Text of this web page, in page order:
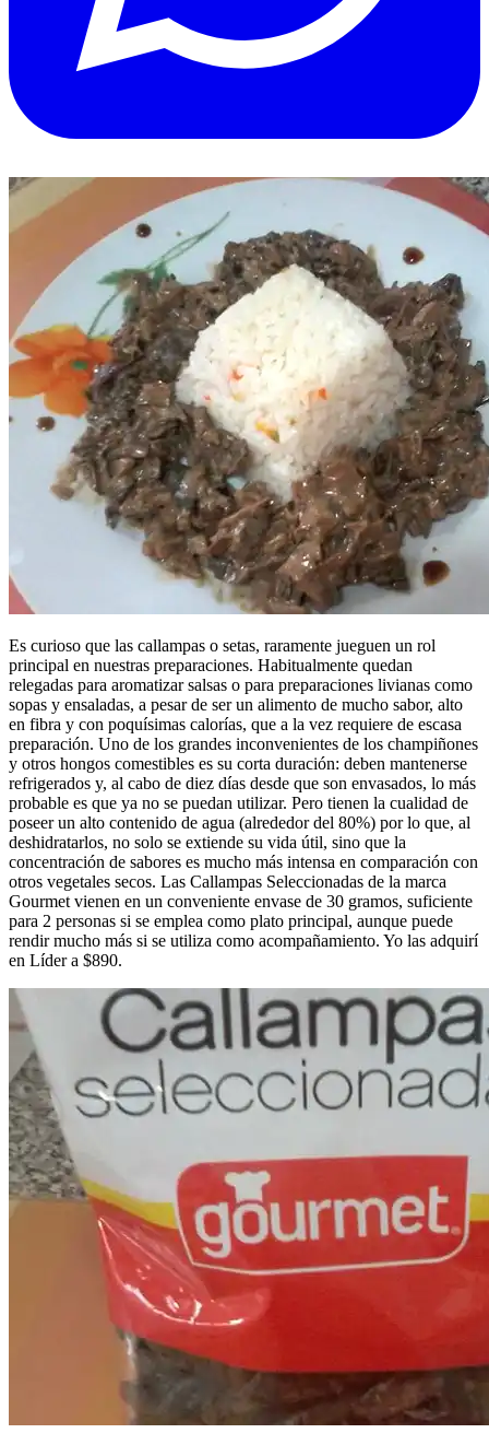
Es curioso que las callampas o setas, raramente jueguen un rol
principal en nuestras preparaciones. Habitualmente quedan
relegadas para aromatizar salsas o para preparaciones livianas como
sopas y ensaladas, a pesar de ser un alimento de mucho sabor, alto
en fibra y con poquísimas calorías, que a la vez requiere de escasa
preparación. Uno de los grandes inconvenientes de los champiñones
y otros hongos comestibles es su corta duración: deben mantenerse
refrigerados y, al cabo de diez días desde que son envasados, lo más
probable es que ya no se puedan utilizar. Pero tienen la cualidad de
poseer un alto contenido de agua (alrededor del 80%) por lo que, al
deshidratarlos, no solo se extiende su vida útil, sino que la
concentración de sabores es mucho más intensa en comparación con
otros vegetales secos. Las Callampas Seleccionadas de la marca
Gourmet vienen en un conveniente envase de 30 gramos, suficiente
para 2 personas si se emplea como plato principal, aunque puede
rendir mucho más si se utiliza como acompañamiento. Yo las adquirí
en Líder a $890.